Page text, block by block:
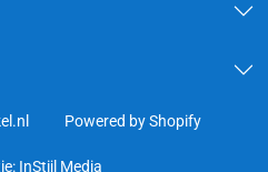
Powered by Shopify
InStijl Media